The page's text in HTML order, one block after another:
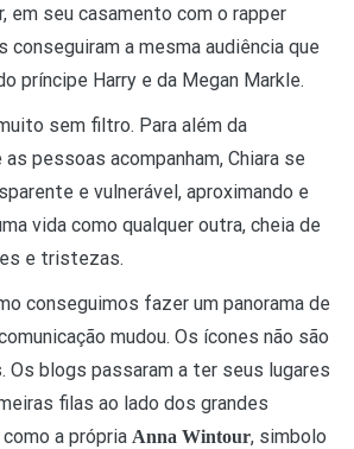
em seu casamento com o rapper
conseguiram a mesma audiência que
príncipe Harry e da Megan Markle.
sem filtro. Para além da
pessoas acompanham, Chiara se
e vulnerável, aproximando e
vida como qualquer outra, cheia de
e tristezas.
conseguimos fazer um panorama de
mudou. Os ícones não são
Os blogs passaram a ter seus lugares
filas ao lado dos grandes
a própria Anna Wintour, simbolo